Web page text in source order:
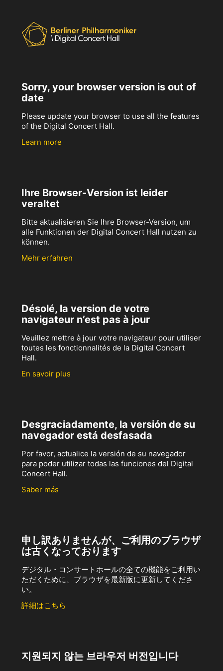
Sorry, your browser version is out of
date
Please update your browser to use all the features
of the Digital Concert Hall.
Learn more
Ihre Browser-Version ist leider
veraltet
Bitte aktualisieren Sie Ihre Browser-Version, um
alle Funktionen der Digital Concert Hall nutzen zu
können.
Mehr erfahren
Désolé, la version de votre
navigateur n’est pas à jour
Veuillez mettre à jour votre navigateur pour utiliser
toutes les fonctionnalités de la Digital Concert
Hall.
En savoir plus
Desgraciadamente, la versión de su
navegador está desfasada
Por favor, actualice la versión de su navegador
para poder utilizar todas las funciones del Digital
Concert Hall.
Saber más
申し訳ありませんが、ご利用のブラウザ
は古くなっております
デジタル・コンサートホールの全ての機能をご利用い
ただくために、ブラウザを最新版に更新してくださ
い。
詳細はこちら
지원되지 않는 브라우저 버전입니다